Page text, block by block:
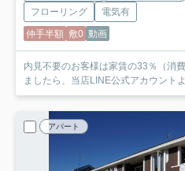
フローリング
電気有
仲手半額 敷0 動画
内見不要のお客様は家賃の33％（消費税込）！ 契約希
ましたら、当店LINE公式アカウント
アパート